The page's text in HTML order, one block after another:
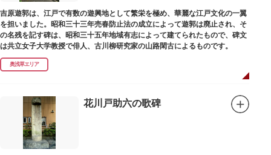
吉原遊郭は、江戸で有数の遊興地として繁栄を極め、華麗な江戸文化の一翼
を担いました。昭和三十三年売春防止法の成立によって遊郭は廃止され、そ
の名残を記す碑は、昭和三十五年地域有志によって建てられたもので、碑文
は共立女子大学教授で俳人、古川柳研究家の山路閑古によるものです。
奥浅草エリア
花川戸助六の歌碑